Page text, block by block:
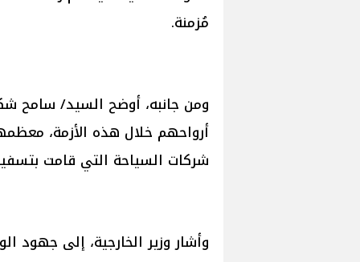
مُزمنة.
ومن جانبه، أوضح السيد/ سامح
أرواحهم خلال هذه الأزمة،
شركات السياحة التي قامت
وأشار وزير الخارجية، إلى جهود